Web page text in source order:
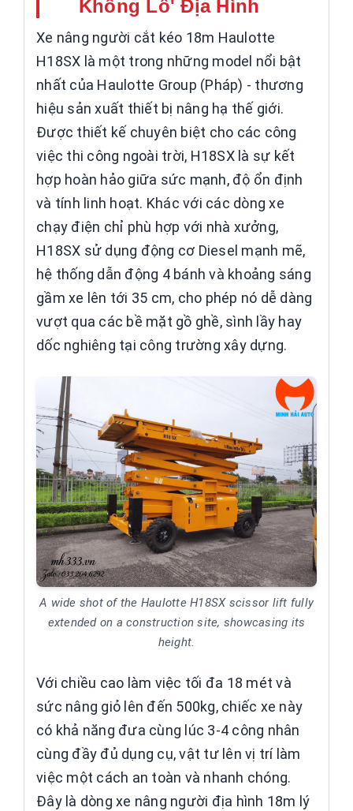
Khổng Lồ' Địa Hình
Xe nâng người cắt kéo 18m Haulotte
H18SX là một trong những model nổi bật
nhất của Haulotte Group (Pháp) - thương
hiệu sản xuất thiết bị nâng hạ thế giới.
Được thiết kế chuyên biệt cho các công
việc thi công ngoài trời, H18SX là sự kết
hợp hoàn hảo giữa sức mạnh, độ ổn định
và tính linh hoạt. Khác với các dòng xe
chạy điện chỉ phù hợp với nhà xưởng,
H18SX sử dụng động cơ Diesel mạnh mẽ,
hệ thống dẫn động 4 bánh và khoảng sáng
gầm xe lên tới 35 cm, cho phép nó dễ dàng
vượt qua các bề mặt gồ ghề, sình lầy hay
dốc nghiêng tại công trường xây dựng.
A wide shot of the Haulotte H18SX scissor lift fully
extended on a construction site, showcasing its
height.
Với chiều cao làm việc tối đa 18 mét và
sức nâng giỏ lên đến 500kg, chiếc xe này
có khả năng đưa cùng lúc 3-4 công nhân
cùng đầy đủ dụng cụ, vật tư lên vị trí làm
việc một cách an toàn và nhanh chóng.
Đây là dòng xe nâng người địa hình 18m lý